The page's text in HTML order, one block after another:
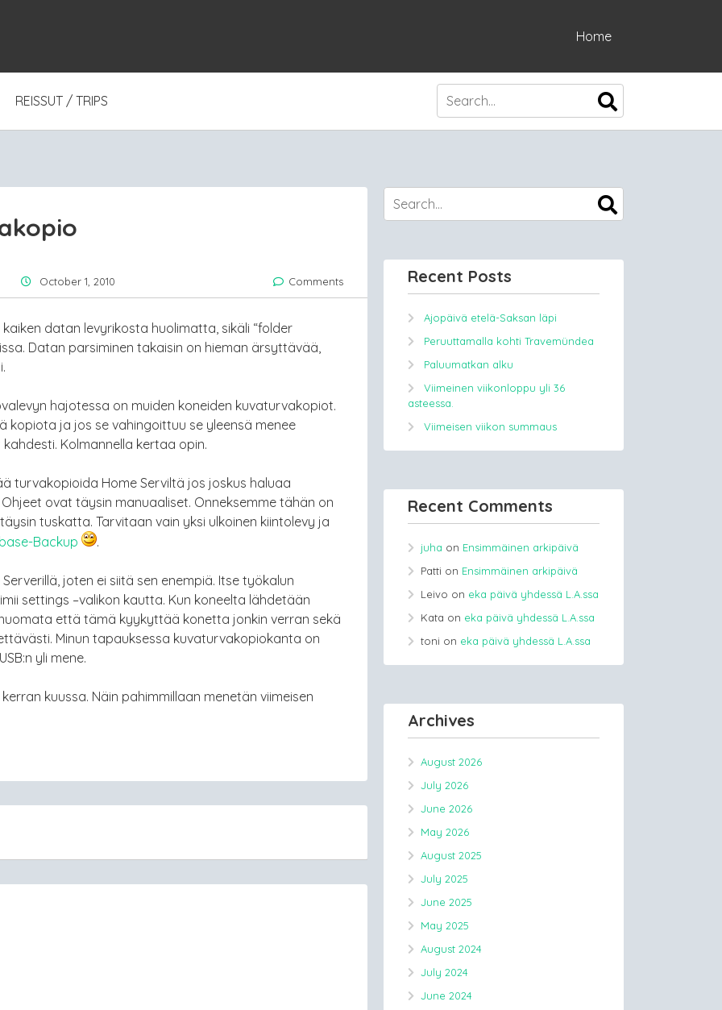
Home
REISSUT / TRIPS
October 1, 2010 Comments
datan levyrikosta huolimatta, sikäli “folder
Datan parsiminen takaisin on hieman ärsyttävää,
hajotessa on muiden koneiden kuvaturvakopiot.
kopiota ja jos se vahingoittuu se yleensä menee
Kolmannella kertaa opin.
turvakopioida Home Serviltä jos joskus haluaa
ovat täysin manuaaliset. Onneksemme tähän on
tuskatta. Tarvitaan vain yksi ulkoinen kiintolevy ja
Backup .
joten ei siitä sen enempiä. Itse työkalun
settings –valikon kautta. Kun koneelta lähdetään
että tämä kyykyttää konetta jonkin verran sekä
Minun tapauksessa kuvaturvakopiokanta on
yli mene.
kuussa. Näin pahimmillaan menetän viimeisen
Recent Posts
Ajopäivä etelä-Saksan läpi
Peruuttamalla kohti Travemündea
Paluumatkan alku
Viimeinen viikonloppu yli 36
asteessa.
Viimeisen viikon summaus
Recent Comments
juha on Ensimmäinen arkipäivä
Patti on Ensimmäinen arkipäivä
Leivo on eka päivä yhdessä L.A.ssa
Kata on eka päivä yhdessä L.A.ssa
toni on eka päivä yhdessä L.A.ssa
Archives
August 2026
July 2026
June 2026
May 2026
August 2025
July 2025
June 2025
May 2025
August 2024
July 2024
June 2024